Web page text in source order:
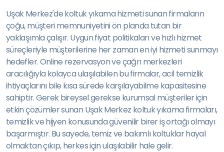
Uşak Merkez'de koltuk yıkama hizmeti sunan firmaların
çoğu, müşteri memnuniyetini ön planda tutan bir
yaklaşımla çalışır. Uygun fiyat politikaları ve hızlı hizmet
süreçleriyle müşterilerine her zaman en iyi hizmeti sunmayı
hedefler. Online rezervasyon ve çağrı merkezleri
aracılığıyla kolayca ulaşılabilen bu firmalar, acil temizlik
ihtiyaçlarını bile kısa sürede karşılayabilme kapasitesine
sahiptir. Gerek bireysel gerekse kurumsal müşteriler için
etkin çözümler sunan Uşak Merkez koltuk yıkama firmaları,
temizlik ve hijyen konusunda güvenilir birer iş ortağı olmayı
başarmıştır. Bu sayede, temiz ve bakımlı koltuklar hayal
olmaktan çıkıp, herkes için ulaşılabilir hale gelir.